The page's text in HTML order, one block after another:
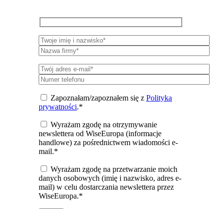
Zapoznałam/zapoznałem się z Polityką
prywatności.*
Wyrażam zgodę na otrzymywanie
newslettera od WiseEuropa (informacje
handlowe) za pośrednictwem wiadomości e-
mail.*
Wyrażam zgodę na przetwarzanie moich
danych osobowych (imię i nazwisko, adres e-
mail) w celu dostarczania newslettera przez
WiseEuropa.*